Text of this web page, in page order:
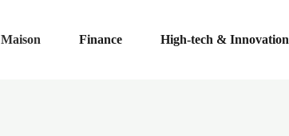
Maison Finance High-tech & Innovation